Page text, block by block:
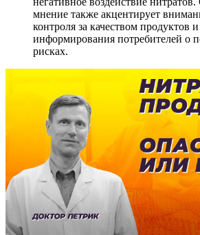
мнение также акцентирует
контроля за качеством продуктов
информирования потребителей о
рисках.